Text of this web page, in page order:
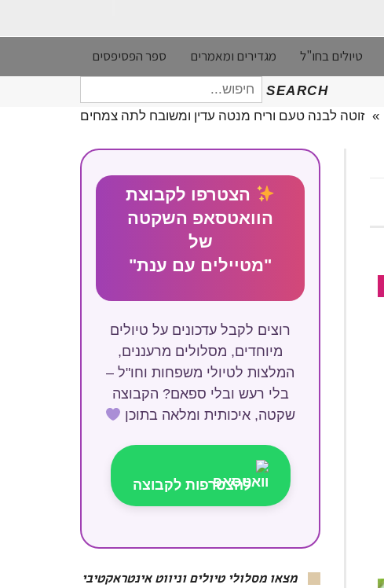
טיולים בחו"ל מגדירים ומאמרים ספר הפסיפסים
SEARCH
חיפוש
עבור:
» זוטה לבנה טעם וריח מנטה עדין ומשובח לתה צמחים
הצטרפו לקבוצת
הוואטסאפ השקטה
של
"מטיילים עם ענת"
רוצים לקבל עדכונים על טיולים
מיוחדים, מסלולים מרעננים,
המלצות לטיולי משפחות וחו"ל –
בלי רעש ובלי ספאם? הקבוצה
שקטה, איכותית ומלאה בתוכן
להצטרפות לקבוצה
מצאו מסלולי טיולים וניווט אינטראקטיבי